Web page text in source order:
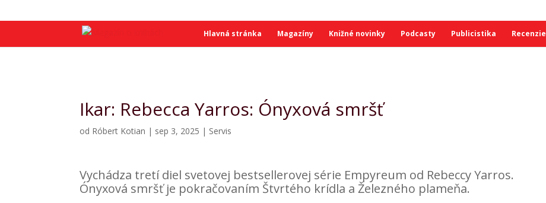
Hlavná stránka Magazíny Knižné novinky Podcasty Publicistika Recenzie
Ikar: Rebecca Yarros: Ónyxová smršť
od Róbert Kotian | sep 3, 2025 | Servis
Vychádza tretí diel svetovej bestsellerovej série Empyreum od Rebeccy Yarros.
Ónyxová smršť je pokračovaním Štvrtého krídla a Železného plameňa.